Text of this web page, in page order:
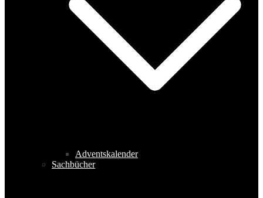
Adventskalender
Sachbücher